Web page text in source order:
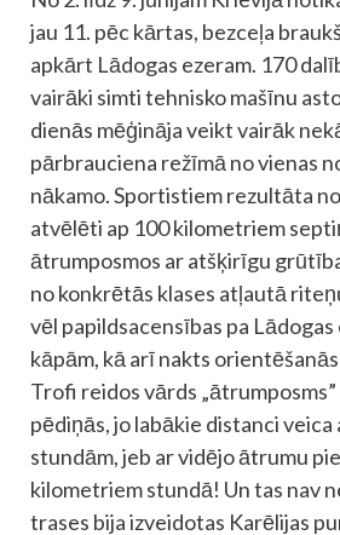
jau 11. pēc kārtas, bezceļa
apkārt Lādogas ezeram. 170
vairāki simti tehnisko mašīnu
dienās mēģināja veikt vairāk
pārbrauciena režīmā no vienas
nākamo. Sportistiem rezultāta
atvēlēti ap 100 kilometriem
ātrumposmos ar atšķirīgu
no konkrētās klases atļautā
vēl papildsacensības pa
kāpām, kā arī nakts
Trofi reidos vārds
pēdiņās, jo labākie distanci veica
stundām, jeb ar vidējo ātrumu
kilometriem stundā! Un tas nav
trases bija izveidotas Karēlijas